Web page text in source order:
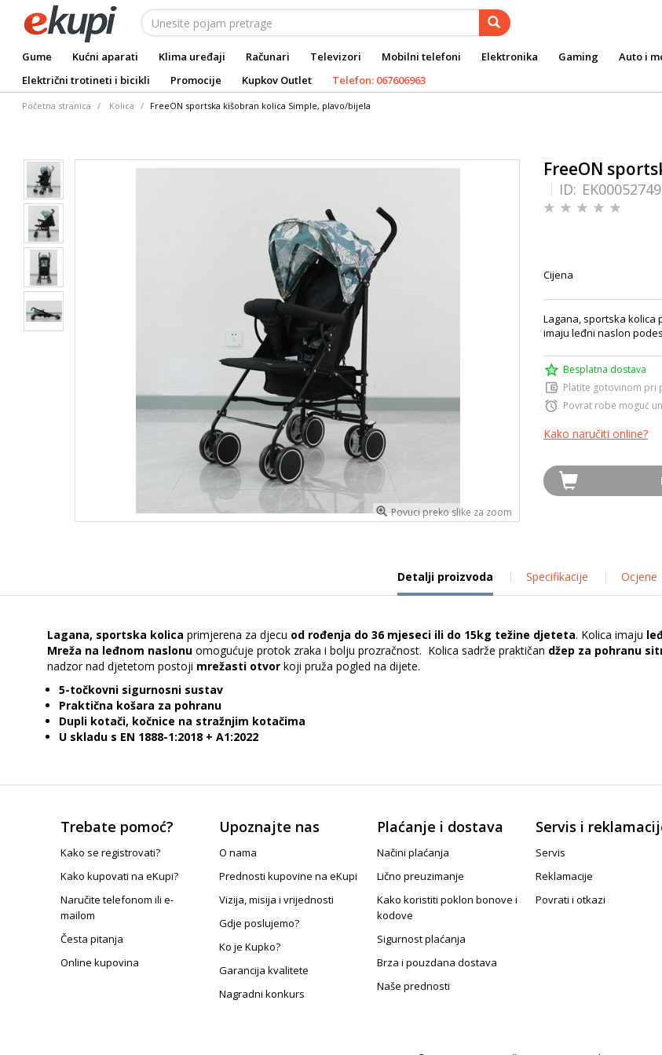
Gume Kućni aparati Klima uređaji Računari Televizori Mobilni telefoni Elektronika Gaming Auto i
Električni trotineti i bicikli
Promocije Kupkov Outlet Telefon: 067606963
Početna stranica Kolica FreeON sportska kišobran kolica Simple, plavo/bijela
Povuci preko slike za zoom
FreeON
ID:
Cijena
Lagana, sportska kolica
imaju leđni naslon
Besplatna dostava
Platite gotovinom pri
Povrat robe moguć
Kako naručiti online?
Detalji proizvoda Specifikacije Ocjene
Lagana, sportska kolica primjerena za djecu od rođenja do 36 mjeseci ili do 15kg težine djeteta. Kolica imaju
Mreža na leđnom naslonu omogućuje protok zraka i bolju prozračnost. Kolica sadrže praktičan džep za pohranu
nadzor nad djetetom postoji mrežasti otvor koji pruža pogled na dijete.
5-točkovni sigurnosni sustav
Praktična košara za pohranu
Dupli kotači, kočnice na stražnjim kotačima
U skladu s EN 1888-1:2018 + A1:2022
Trebate pomoć?
Kako se registrovati?
Kako kupovati na eKupi?
Naručite telefonom ili e-
mailom
Česta pitanja
Online kupovina
Upoznajte nas
O nama
Prednosti kupovine na eKupi
Vizija, misija i vrijednosti
Gdje poslujemo?
Ko je Kupko?
Garancija kvalitete
Nagradni konkurs
Plaćanje i dostava
Načini plaćanja
Lično preuzimanje
Kako koristiti poklon bonove i
kodove
Sigurnost plaćanja
Brza i pouzdana dostava
Naše prednosti
Servis i
Servis
Reklamacije
Povrati i otkazi